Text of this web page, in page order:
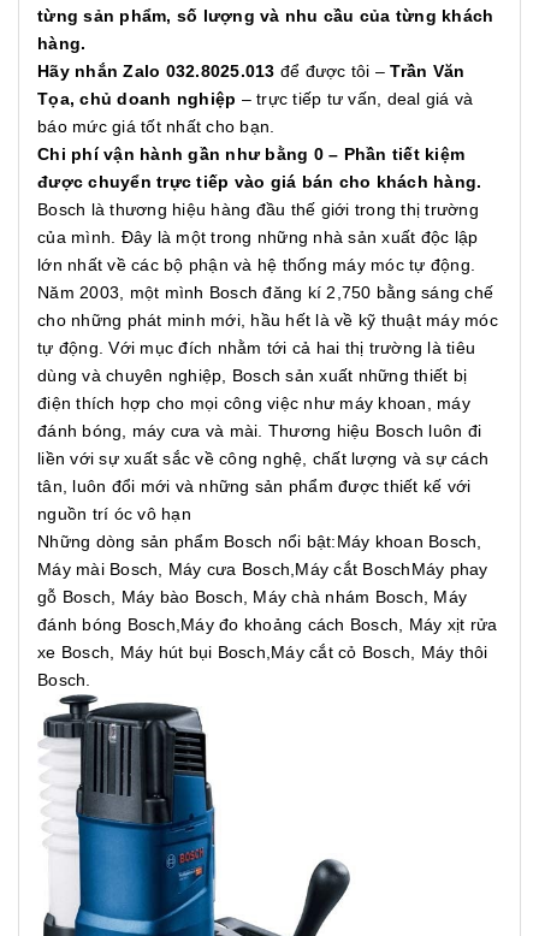
từng sản phẩm, số lượng và nhu cầu của từng khách
hàng.
Hãy nhắn Zalo 032.8025.013 để được tôi –Trần Văn
Tọa, chủ doanh nghiệp – trực tiếp tư vấn, deal giá và
báo mức giá tốt nhất cho bạn.
Chi phí vận hành gần như bằng 0 – Phần tiết kiệm
được chuyển trực tiếp vào giá bán cho khách hàng.
Bosch là thương hiệu hàng đầu thế giới trong thị trường
của mình. Đây là một trong những nhà sản xuất độc lập
lớn nhất về các bộ phận và hệ thống máy móc tự động.
Năm 2003, một mình Bosch đăng kí 2,750 bằng sáng chế
cho những phát minh mới, hầu hết là về kỹ thuật máy móc
tự động. Với mục đích nhằm tới cả hai thị trường là tiêu
dùng và chuyên nghiệp, Bosch sản xuất những thiết bị
điện thích hợp cho mọi công việc như máy khoan, máy
đánh bóng, máy cưa và mài. Thương hiệu Bosch luôn đi
liền với sự xuất sắc về công nghệ, chất lượng và sự cách
tân, luôn đổi mới và những sản phẩm được thiết kế với
nguồn trí óc vô hạn
Những dòng sản phẩm Bosch nổi bật:Máy khoan Bosch,
Máy mài Bosch, Máy cưa Bosch,Máy cắt BoschMáy phay
gỗ Bosch, Máy bào Bosch, Máy chà nhám Bosch, Máy
đánh bóng Bosch,Máy đo khoảng cách Bosch, Máy xịt rửa
xe Bosch, Máy hút bụi Bosch,Máy cắt cỏ Bosch, Máy thôi
Bosch.